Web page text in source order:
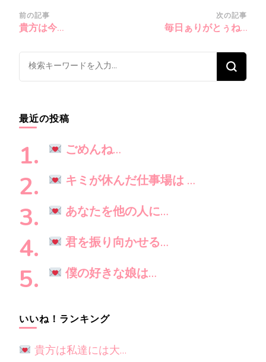
投
稿
ナ
ビ
ゲ
シ
ョ
ン
前の記事
貴方は今…
次の記事
毎日ぁりがとぅね…
な
に
お
探
し
で
す
か
?
最近の投稿
ごめんね…
キミが休んだ仕事場は …
あなたを他の人に…
君を振り向かせる…
僕の好きな娘は…
いいね！ランキング
貴方は私達には大…